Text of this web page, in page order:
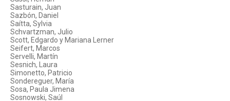
Sasturain, Juan
Sazbón, Daniel
Saítta, Sylvia
Schvartzman, Julio
Scott, Edgardo y Mariana Lerner
Seifert, Marcos
Servelli, Martín
Sesnich, Laura
Simonetto, Patricio
Sondereguer, María
Sosa, Paula Jimena
Sosnowski, Saúl